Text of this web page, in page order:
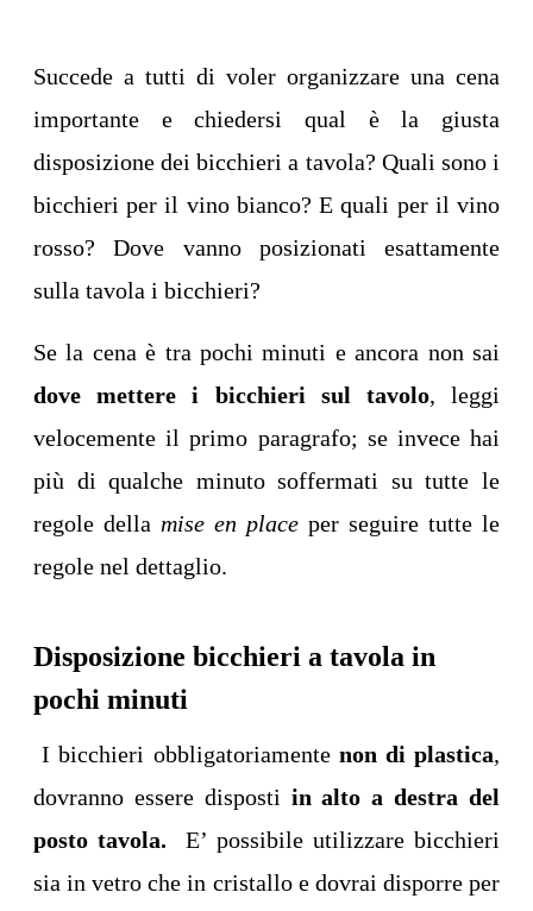
Succede a tutti di voler organizzare una cena
importante e chiedersi qual è la giusta
disposizione dei bicchieri a tavola? Quali sono i
bicchieri per il vino bianco? E quali per il vino
rosso? Dove vanno posizionati esattamente
sulla tavola i bicchieri?
Se la cena è tra pochi minuti e ancora non sai
dove mettere i bicchieri sul tavolo, leggi
velocemente il primo paragrafo; se invece hai
più di qualche minuto soffermati su tutte le
regole della mise en place per seguire tutte le
regole nel dettaglio.
Disposizione bicchieri a tavola in
pochi minuti
I bicchieri obbligatoriamentenon di plastica,
dovranno essere disposti in alto a destra del
posto tavola.
E’ possibile utilizzare bicchieri
sia in vetro che in cristallo e dovrai disporre per